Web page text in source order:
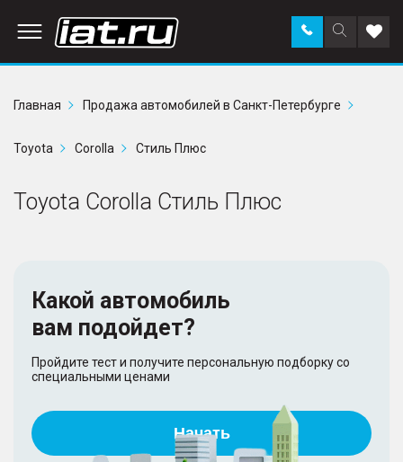
Поиск
по
Заказать
звонок в
Главная
Продажа автомобилей в Санкт-Петербурге
Toyota Corolla Стиль Плюс
Toyota Corolla Стиль Плюс
Какой автомобиль
вам подойдет?
Пройдите тест и получите персональную подборку со
специальными ценами
Начать